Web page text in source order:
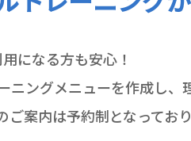
になる方も安心！
ングメニューを作成し、
案内は予約制となっており